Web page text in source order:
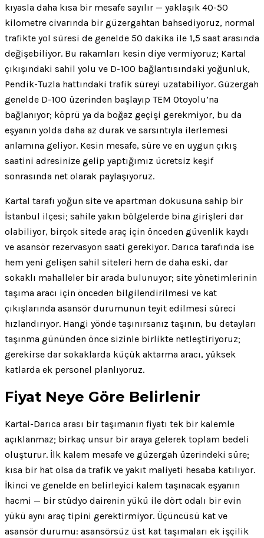
kıyasla daha kısa bir mesafe sayılır — yaklaşık 40-50
kilometre civarında bir güzergahtan bahsediyoruz, normal
trafikte yol süresi de genelde 50 dakika ile 1,5 saat arasında
değişebiliyor. Bu rakamları kesin diye vermiyoruz; Kartal
çıkışındaki sahil yolu ve D-100 bağlantısındaki yoğunluk,
Pendik-Tuzla hattındaki trafik süreyi uzatabiliyor. Güzergah
genelde D-100 üzerinden başlayıp TEM Otoyolu’na
bağlanıyor; köprü ya da boğaz geçişi gerekmiyor, bu da
eşyanın yolda daha az durak ve sarsıntıyla ilerlemesi
anlamına geliyor. Kesin mesafe, süre ve en uygun çıkış
saatini adresinize gelip yaptığımız ücretsiz keşif
sonrasında net olarak paylaşıyoruz.
Kartal tarafı yoğun site ve apartman dokusuna sahip bir
İstanbul ilçesi; sahile yakın bölgelerde bina girişleri dar
olabiliyor, birçok sitede araç için önceden güvenlik kaydı
ve asansör rezervasyon saati gerekiyor. Darıca tarafında ise
hem yeni gelişen sahil siteleri hem de daha eski, dar
sokaklı mahalleler bir arada bulunuyor; site yönetimlerinin
taşıma aracı için önceden bilgilendirilmesi ve kat
çıkışlarında asansör durumunun teyit edilmesi süreci
hızlandırıyor. Hangi yönde taşınırsanız taşının, bu detayları
taşınma gününden önce sizinle birlikte netleştiriyoruz;
gerekirse dar sokaklarda küçük aktarma aracı, yüksek
katlarda ek personel planlıyoruz.
Fiyat Neye Göre Belirlenir
Kartal-Darıca arası bir taşımanın fiyatı tek bir kalemle
açıklanmaz; birkaç unsur bir araya gelerek toplam bedeli
oluşturur. İlk kalem mesafe ve güzergah üzerindeki süre;
kısa bir hat olsa da trafik ve yakıt maliyeti hesaba katılıyor.
İkinci ve genelde en belirleyici kalem taşınacak eşyanın
hacmi — bir stüdyo dairenin yükü ile dört odalı bir evin
yükü aynı araç tipini gerektirmiyor. Üçüncüsü kat ve
asansör durumu: asansörsüz üst kat taşımaları ek işçilik